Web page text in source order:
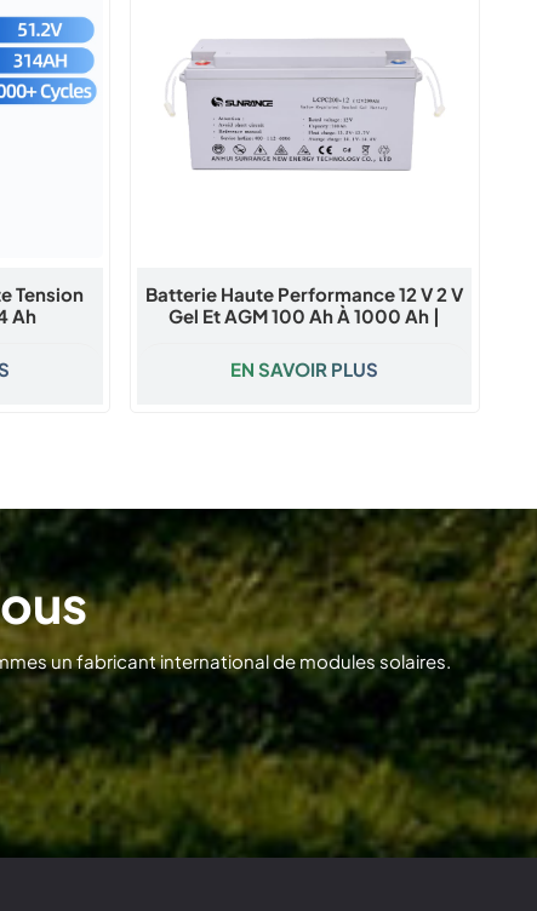
Tension
Ah
Batterie Haute Performance 12 V 2 V
Gel Et AGM 100 Ah À 1000 Ah |
EN SAVOIR PLUS
un fabricant international de modules solaires.